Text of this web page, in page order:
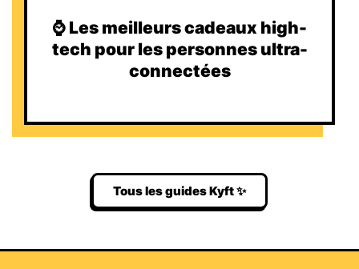
⌚️ Les meilleurs cadeaux high-
tech pour les personnes ultra-
connectées
Tous les guides Kyft ✨